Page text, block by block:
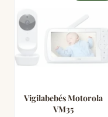
Vigilabebés Motorola
VM35